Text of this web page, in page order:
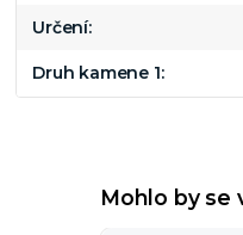
Určení
Druh kamene 1
Mohlo by se